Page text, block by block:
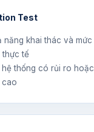
Test
năng khai thác và mức
thực tế
hệ thống có rủi ro hoặc
cao